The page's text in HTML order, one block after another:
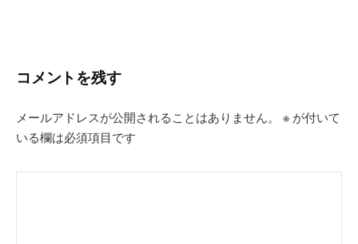
ー
ョ
ン
コメントを残す
メールアドレスが公開されることはありません。 ※ が付いて
いる欄は必須項目です